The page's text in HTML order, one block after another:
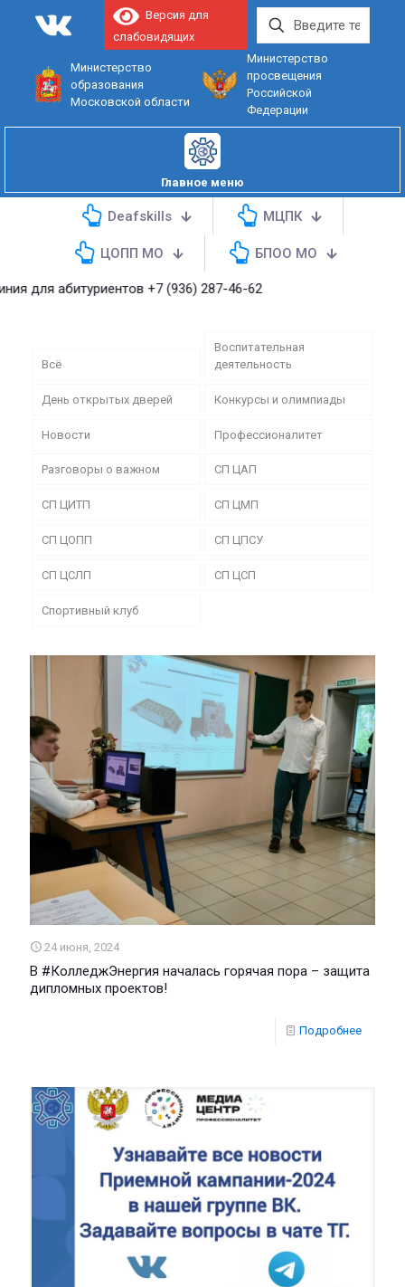
Министерство
образования
Московской области
Министерство
просвещения
Российской
Федерации
Версия для
слабовидящих
Главное меню
Deafskills МЦПК
ЦОПП МО БПОО МО
+7 (936) 287-46-62
Всё
Воспитательная
деятельность
День открытых дверей Конкурсы и олимпиады
Новости Профессионалитет
Разговоры о важном СП ЦАП
СП ЦИТП СП ЦМП
СП ЦОПП СП ЦПСУ
СП ЦСЛП СП ЦСП
Спортивный клуб
24 июня, 2024
В #КолледжЭнергия началась горячая пора – защита
дипломных проектов!
Подробнее